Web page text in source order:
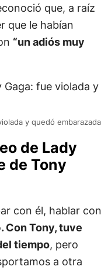
que, a raíz
que le habían
“un adiós muy
y quedó embarazada
de Lady
de Tony
con él, hablar con
. Con Tony, tuve
tiempo, pero
a otra